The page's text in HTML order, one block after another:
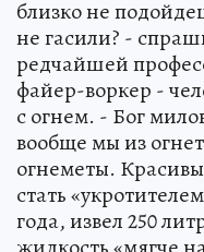
близко не
не гасили? -
редчайшей
файер-воркер -
с огнем. - Бог
вообще мы из
огнеметы.
стать
года, извел 250